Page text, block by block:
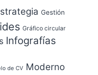
Gestión
Gráfico circular
Infografías
de CV Moderno